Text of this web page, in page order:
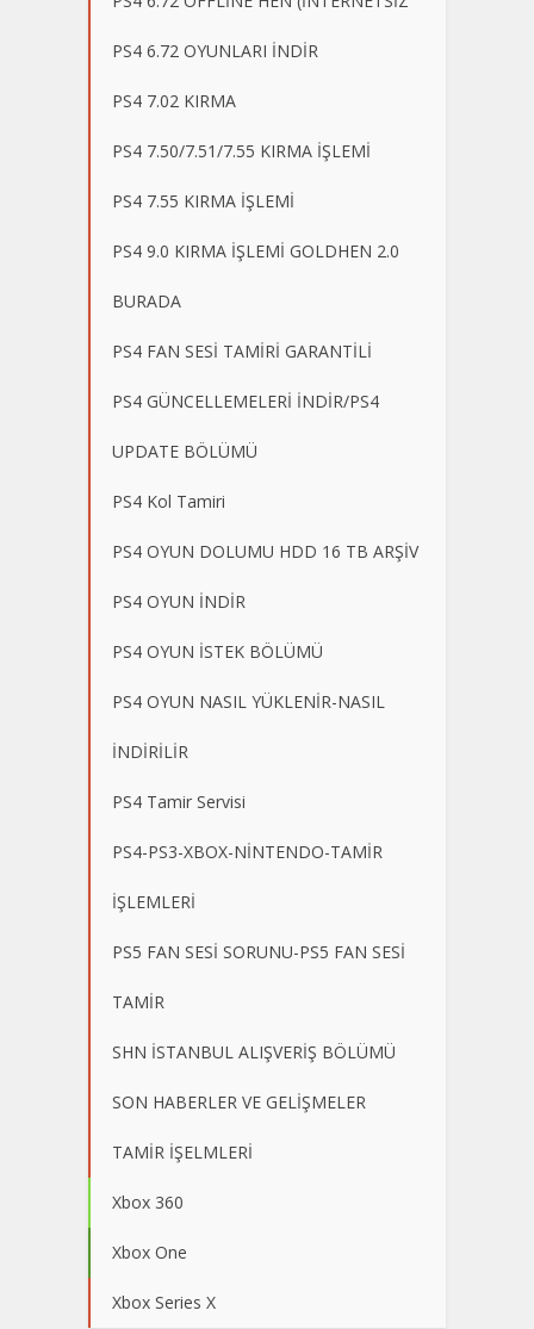
PS4 6.72 OYUNLARI İNDİR
PS4 7.02 KIRMA
PS4 7.50/7.51/7.55 KIRMA İŞLEMİ
PS4 7.55 KIRMA İŞLEMİ
PS4 9.0 KIRMA İŞLEMİ GOLDHEN 2.0
BURADA
PS4 FAN SESİ TAMİRİ GARANTİLİ
PS4 GÜNCELLEMELERİ İNDİR/PS4
UPDATE BÖLÜMÜ
PS4 Kol Tamiri
PS4 OYUN DOLUMU HDD 16 TB ARŞİV
PS4 OYUN İNDİR
PS4 OYUN İSTEK BÖLÜMÜ
PS4 OYUN NASIL YÜKLENİR-NASIL
İNDİRİLİR
PS4 Tamir Servisi
PS4-PS3-XBOX-NİNTENDO-TAMİR
İŞLEMLERİ
PS5 FAN SESİ SORUNU-PS5 FAN SESİ
TAMİR
SHN İSTANBUL ALIŞVERİŞ BÖLÜMÜ
SON HABERLER VE GELİŞMELER
TAMİR İŞELMLERİ
Xbox 360
Xbox One
Xbox Series X